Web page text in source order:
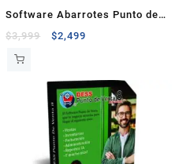
Software Abarrotes Punto de
Venta + Instalacion +
Configuracion
$3,999 $2,499